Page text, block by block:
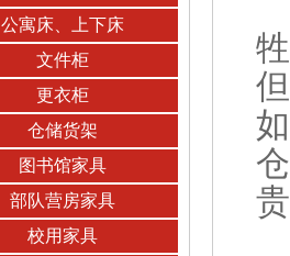
公寓床、上下床
文件柜
更衣柜
仓储货架
图书馆家具
部队营房家具
校用家具